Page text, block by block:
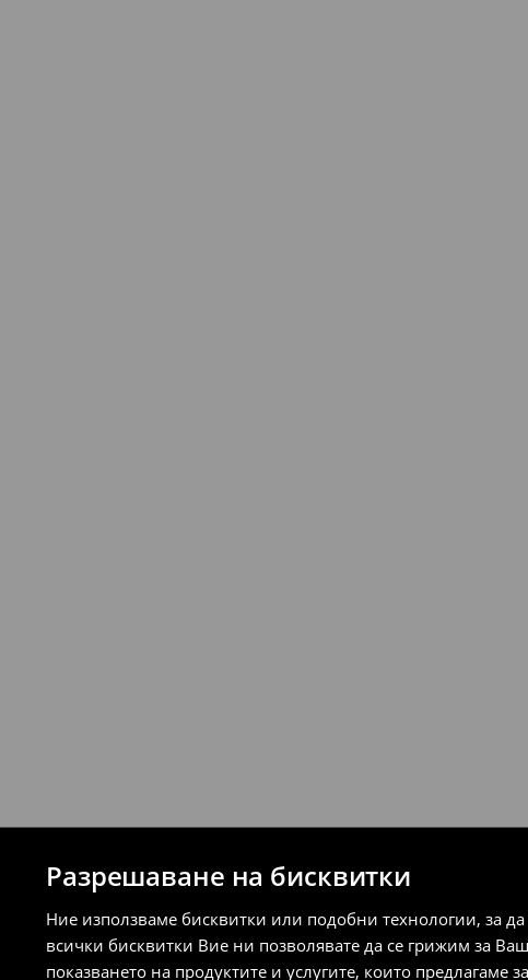
Разрешаване на бисквитки
Ние използваме бисквитки или подобни технологии, за
всички бисквитки Вие ни позволявате да се грижим за
показването на продуктите и услугите, които